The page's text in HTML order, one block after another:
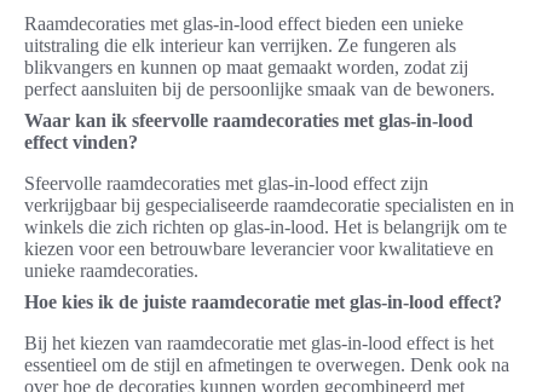
Raamdecoraties met glas-in-lood effect bieden een unieke
uitstraling die elk interieur kan verrijken. Ze fungeren als
blikvangers en kunnen op maat gemaakt worden, zodat zij
perfect aansluiten bij de persoonlijke smaak van de bewoners.
Waar kan ik sfeervolle raamdecoraties met glas-in-lood
effect vinden?
Sfeervolle raamdecoraties met glas-in-lood effect zijn
verkrijgbaar bij gespecialiseerde raamdecoratie specialisten en in
winkels die zich richten op glas-in-lood. Het is belangrijk om te
kiezen voor een betrouwbare leverancier voor kwalitatieve en
unieke raamdecoraties.
Hoe kies ik de juiste raamdecoratie met glas-in-lood effect?
Bij het kiezen van raamdecoratie met glas-in-lood effect is het
essentieel om de stijl en afmetingen te overwegen. Denk ook na
over hoe de decoraties kunnen worden gecombineerd met